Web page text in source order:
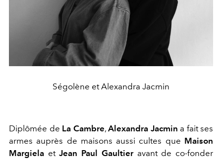
Ségolène et Alexandra Jacmin
Diplômée de La Cambre, Alexandra Jacmin a fait ses
armes auprès de maisons aussi cultes que Maison
Margiela etJean Paul Gaultieravant de co-fonder